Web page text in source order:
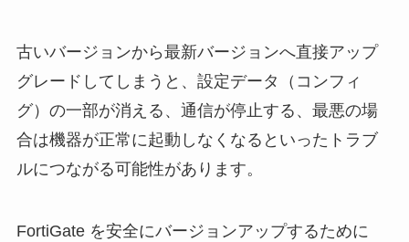
古いバージョンから最新バージョンへ直接アップ
グレードしてしまうと、設定データ（コンフィ
グ）の一部が消える、通信が停止する、最悪の場
合は機器が正常に起動しなくなるといったトラブ
ルにつながる可能性があります。
FortiGate を安全にバージョンアップするために